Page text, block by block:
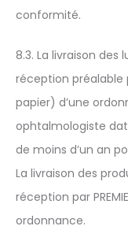
conformité.
8.3. La livraison
réception
papier) d’une
ophtalmologiste
de moins d’un an
La livraison des
réception par
ordonnance.